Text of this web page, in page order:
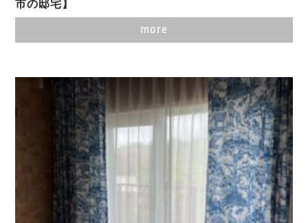
市の邸宅】
more